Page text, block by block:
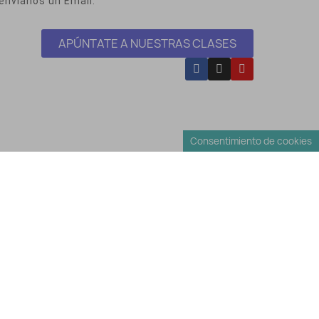
APÚNTATE A NUESTRAS CLASES
Consentimiento de cookies